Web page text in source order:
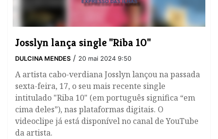
​Josslyn lança single "Riba 10"
DULCINA MENDES / 20 mai 2024 9:50
A artista cabo-verdiana Josslyn lançou na passada
sexta-feira, 17, o seu mais recente single
intitulado "Riba 10" (em português significa “em
cima deles”), nas plataformas digitais. O
videoclipe já está disponível no canal de YouTube
da artista.